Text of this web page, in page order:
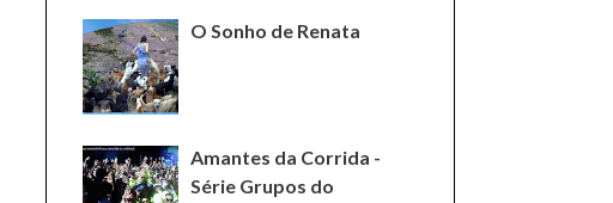
O Sonho de Renata
Amantes da Corrida -
Série Grupos do